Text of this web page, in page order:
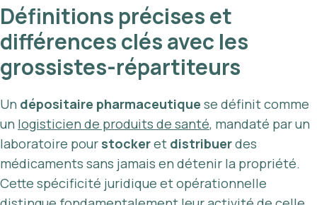
Définitions précises et
différences clés avec les
grossistes-répartiteurs
Un dépositaire pharmaceutique se définit comme
un logisticien de produits de santé, mandaté par un
laboratoire pour stockeret distribuerdes
médicaments sans jamais en détenir la propriété.
Cette spécificité juridique et opérationnelle